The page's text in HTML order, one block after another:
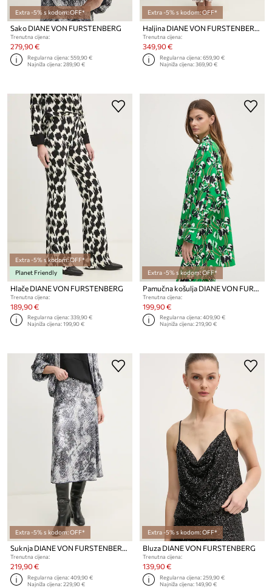
Extra -5% s kodom: OFF*
Sako DIANE VON FURSTENBERG
Trenutna cijena:
279,90 €
Regularna cijena:559,90 €
Najniža cijena:289,90 €
Extra -5% s kodom: OFF*
Haljina DIANE VON FURSTENBERG
Trenutna cijena:
349,90 €
Regularna cijena:659,90 €
Najniža cijena:369,90 €
Extra -5% s kodom: OFF*
Planet Friendly
Hlače DIANE VON FURSTENBERG
Trenutna cijena:
189,90 €
Regularna cijena:339,90 €
Najniža cijena:199,90 €
Extra -5% s kodom: OFF*
Trenutna cijena:
199,90 €
Regularna cijena:409,90 €
Najniža cijena:219,90 €
Extra -5% s kodom: OFF*
Suknja DIANE VON FURSTENBERG
Trenutna cijena:
219,90 €
Regularna cijena:409,90 €
Najniža cijena:229,90 €
Extra -5% s kodom: OFF*
Bluza DIANE VON FURSTENBERG
Trenutna cijena:
139,90 €
Regularna cijena:259,90 €
Najniža cijena:149,90 €